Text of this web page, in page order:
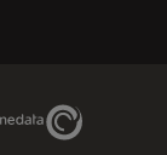
Genedata Link